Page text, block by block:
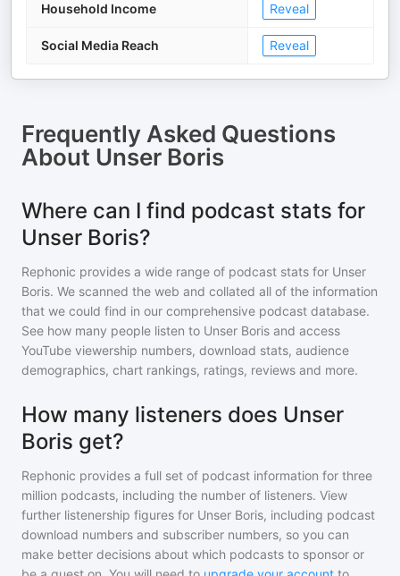
Household Income Reveal
Social Media Reach Reveal
Frequently Asked Questions
About Unser Boris
Where can I find podcast stats for
Unser Boris?
Rephonic provides a wide range of podcast stats for Unser
Boris. We scanned the web and collated all of the information
that we could find in our comprehensive podcast database.
See how many people listen to Unser Boris and access
YouTube viewership numbers, download stats, audience
demographics, chart rankings, ratings, reviews and more.
How many listeners does Unser
Boris get?
Rephonic provides a full set of podcast information for three
million podcasts, including the number of listeners. View
further listenership figures for Unser Boris, including podcast
download numbers and subscriber numbers, so you can
make better decisions about which podcasts to sponsor or